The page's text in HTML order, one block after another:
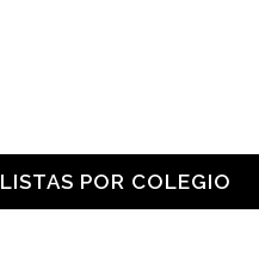
LISTAS POR COLEGIO